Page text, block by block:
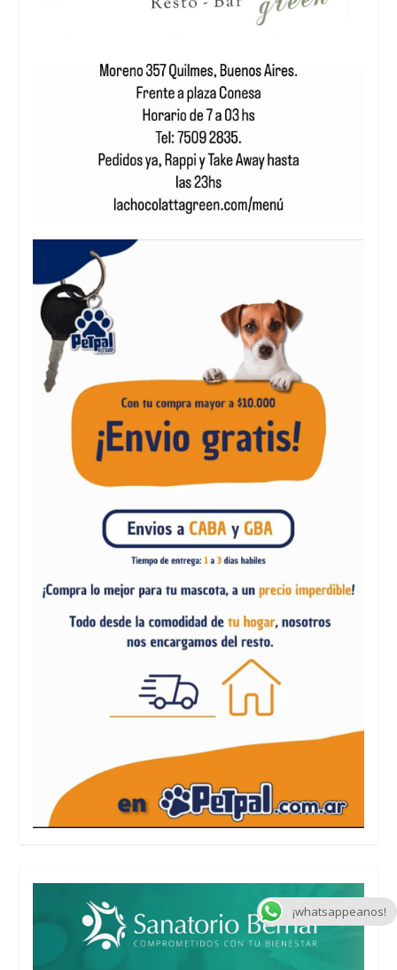
¡whatsappeanos!